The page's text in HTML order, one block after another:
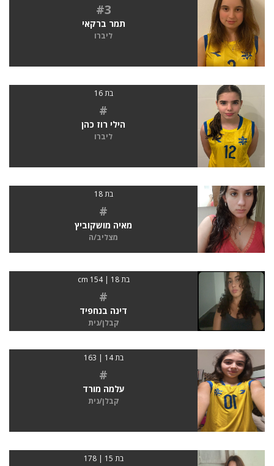
#3
תמר ברקאי
ליברו
בת 16
#
הילי רוז כהן
ליברו
בת 18
#
מאיה מושקוביץ
מצליב/ה
בת 18 | 154 cm
#
דינה בנחפיד
קבלן/נית
בת 14 | 163
#
עלמה מורד
קבלן/נית
בת 15 | 178